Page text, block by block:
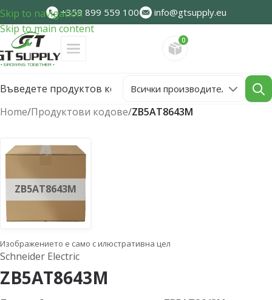
Skip to navigation
Skip to main content
+359 899 559 100 info@gtsupply.eu
0
Home/Продуктови кодове/ZB5AT8643M
ZB5AT8643M
Изображението е само с илюстративна цел
Schneider Electric
ZB5AT8643M